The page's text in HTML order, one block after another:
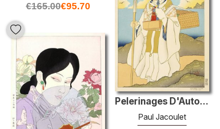
€165.00€95.70
Pelerinages D'Automne. Isle De Sado, Japon
Paul Jacoulet